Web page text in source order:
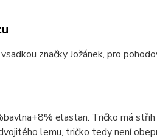
značky Jožánek, pro
elastan. Tričko má
lemu, tričko tedy není